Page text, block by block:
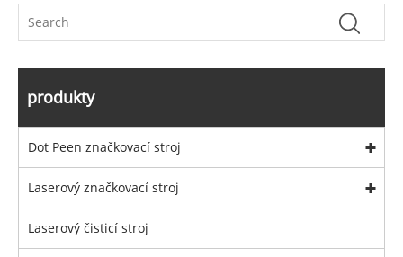
produkty
Dot Peen značkovací stroj
Laserový značkovací stroj
Laserový čisticí stroj